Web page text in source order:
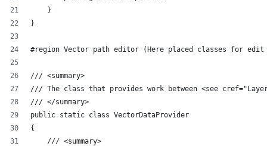
    }
}
#region Vector path editor (Here placed classes for
/// <summary>
/// The class that provides work between <see
/// </summary>
public static class VectorDataProvider
{
    /// <summary>